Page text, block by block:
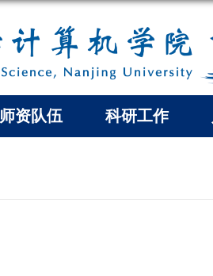
师资队伍 科研工作